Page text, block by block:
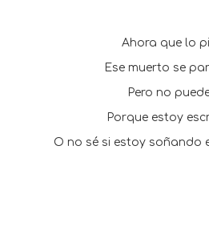
Ahora que lo
Ese muerto se
Pero no
Porque estoy
O no sé si estoy soñando